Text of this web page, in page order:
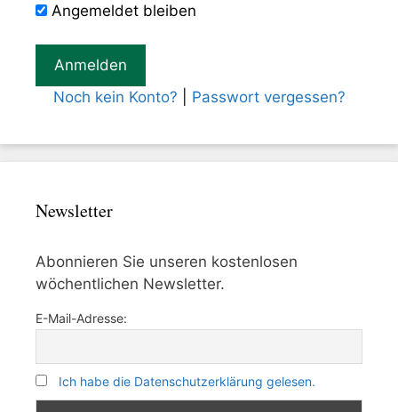
Angemeldet bleiben
Noch kein Konto? Passwort vergessen?
Newsletter
Abonnieren Sie unseren kostenlosen
wöchentlichen Newsletter.
E-Mail-Adresse:
Ich habe die Datenschutzerklärung gelesen.